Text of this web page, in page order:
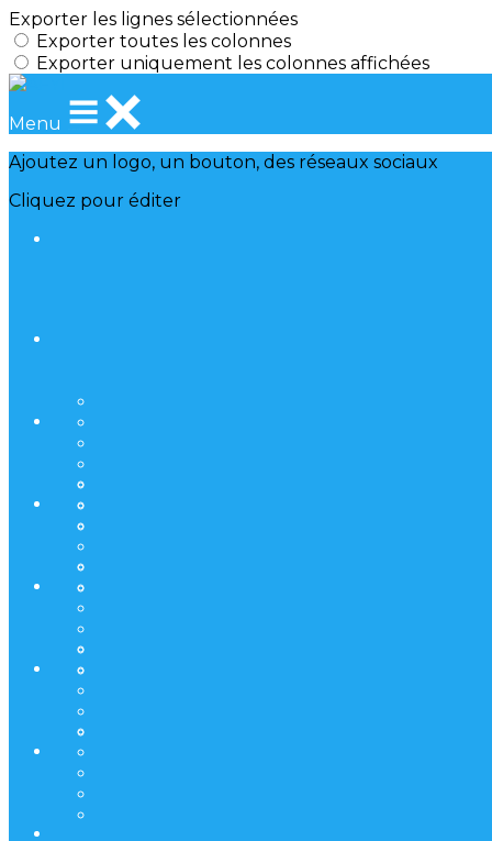
Exporter les lignes sélectionnées
Exporter toutes les colonnes
Exporter uniquement les colonnes affichées
Menu
Ajoutez un logo, un bouton, des réseaux sociaux
Cliquez pour éditer